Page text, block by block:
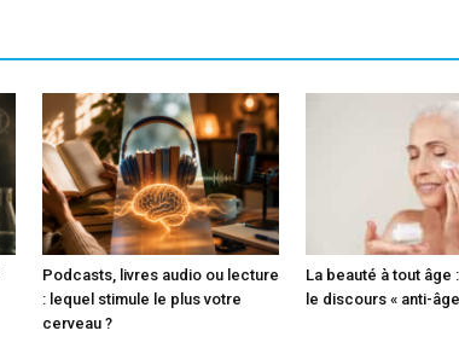
Podcasts, livres audio ou lecture
: lequel stimule le plus votre
cerveau ?
La beauté à tout âge
le discours « anti-